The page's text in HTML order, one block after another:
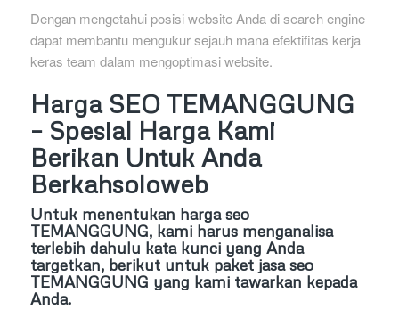
Dengan mengetahui posisi website Anda di search engine
dapat membantu mengukur sejauh mana efektifitas kerja
keras team dalam mengoptimasi website.
Harga SEO TEMANGGUNG
– Spesial Harga Kami
Berikan Untuk Anda
Berkahsoloweb
Untuk menentukan harga seo
TEMANGGUNG, kami harus menganalisa
terlebih dahulu kata kunci yang Anda
targetkan, berikut untuk paket jasa seo
TEMANGGUNG yang kami tawarkan kepada
Anda.